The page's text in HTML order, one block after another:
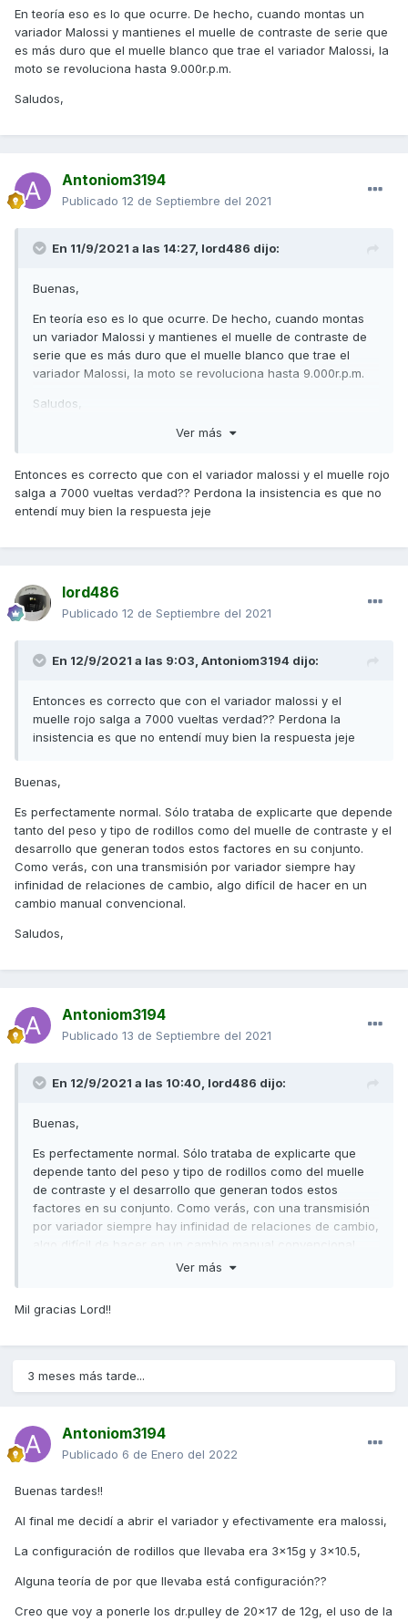
En teoría eso es lo que ocurre. De hecho, cuando montas un
variador Malossi y mantienes el muelle de contraste de serie que
es más duro que el muelle blanco que trae el variador Malossi, la
moto se revoluciona hasta 9.000r.p.m.
Saludos,
Antoniom3194
Publicado 12 de Septiembre del 2021
En 11/9/2021 a las 14:27, lord486 dijo:
Buenas,
En teoría eso es lo que ocurre. De hecho, cuando montas
un variador Malossi y mantienes el muelle de contraste de
serie que es más duro que el muelle blanco que trae el
variador Malossi, la moto se revoluciona hasta 9.000r.p.m.
Saludos,
Ver más
Entonces es correcto que con el variador malossi y el muelle rojo
salga a 7000 vueltas verdad?? Perdona la insistencia es que no
entendí muy bien la respuesta jeje
lord486
Publicado 12 de Septiembre del 2021
En 12/9/2021 a las 9:03, Antoniom3194 dijo:
Entonces es correcto que con el variador malossi y el
muelle rojo salga a 7000 vueltas verdad?? Perdona la
insistencia es que no entendí muy bien la respuesta jeje
Buenas,
Es perfectamente normal. Sólo trataba de explicarte que depende
tanto del peso y tipo de rodillos como del muelle de contraste y el
desarrollo que generan todos estos factores en su conjunto.
Como verás, con una transmisión por variador siempre hay
infinidad de relaciones de cambio, algo difícil de hacer en un
cambio manual convencional.
Saludos,
Antoniom3194
Publicado 13 de Septiembre del 2021
En 12/9/2021 a las 10:40, lord486 dijo:
Buenas,
Es perfectamente normal. Sólo trataba de explicarte que
depende tanto del peso y tipo de rodillos como del muelle
de contraste y el desarrollo que generan todos estos
factores en su conjunto. Como verás, con una transmisión
por variador siempre hay infinidad de relaciones de cambio,
algo difícil de hacer en un cambio manual convencional.
Ver más
Mil gracias Lord!!
3 meses más tarde...
Antoniom3194
Publicado 6 de Enero del 2022
Buenas tardes!!
Al final me decidí a abrir el variador y efectivamente era malossi,
La configuración de rodillos que llevaba era 3x15g y 3x10.5,
Alguna teoría de por que llevaba está configuración??
Creo que voy a ponerle los dr.pulley de 20x17 de 12g, el uso de la